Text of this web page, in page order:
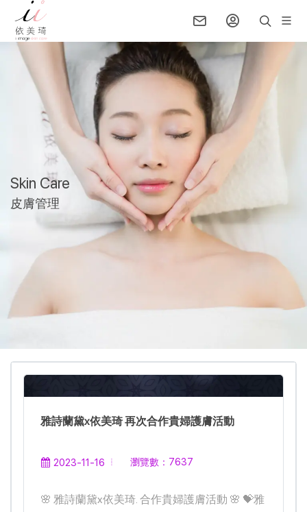
Skin Care
暖石香氛活顏
雅詩蘭黛x依美琦 再次合作貴婦護膚活動
2023-11-16 瀏覽數：7637
🌸 雅詩蘭黛x依美琦. 合作貴婦護膚活動 🌸 💝雅